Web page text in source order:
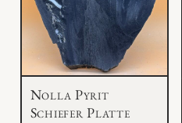
Nolla Pyrit
Schiefer Platte